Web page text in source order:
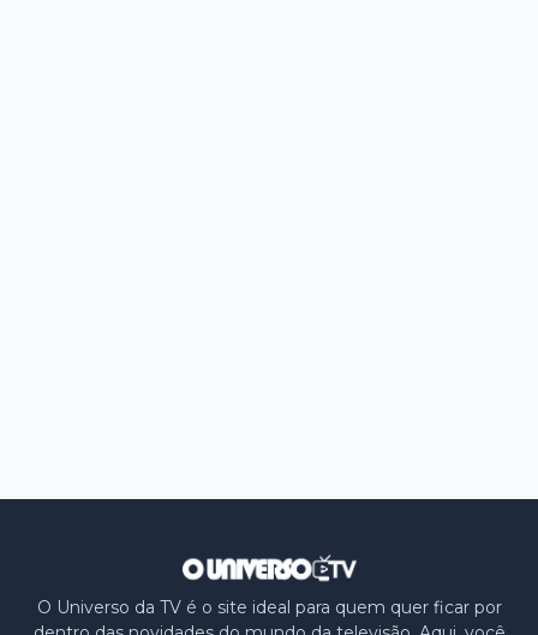
O Universo da TV é o site ideal para quem quer ficar por